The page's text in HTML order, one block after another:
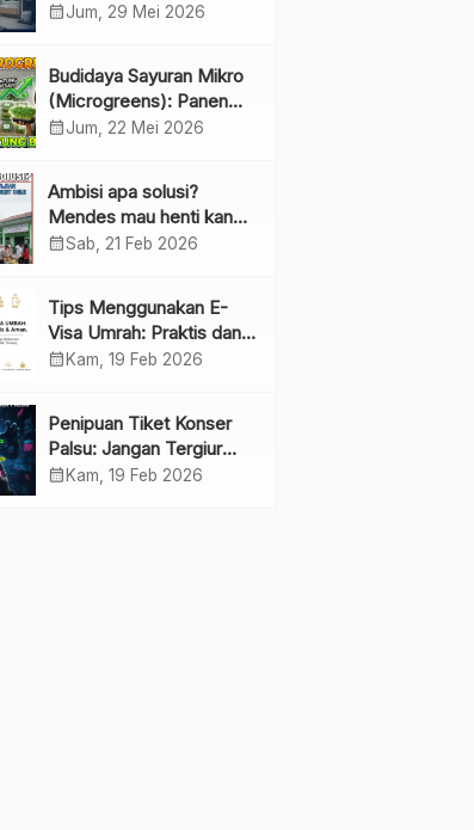
RUPS Tahunan Juni 2026,
Penguru
calendar_monthJum, 29 Mei 2026
Budidaya Sayuran Mikro
(Microgreens): Panen
Cepat, Untung Besar
calendar_monthJum, 22 Mei 2026
Ambisi apa solusi?
Mendes mau henti kan
penyebaran minimarket
calendar_monthSab, 21 Feb 2026
Tips Menggunakan E-
Visa Umrah: Praktis dan
Cepat
calendar_month Kam, 19 Feb 2026
Penipuan Tiket Konser
Palsu: Jangan Tergiur
Penjualan di Media Sosial
calendar_month Kam, 19 Feb 2026